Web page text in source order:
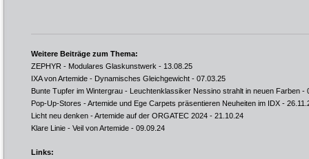
Weitere Beiträge zum Thema:
ZEPHYR - Modulares Glaskunstwerk - 13.08.25
IXA von Artemide - Dynamisches Gleichgewicht - 07.03.25
Bunte Tupfer im Wintergrau - Leuchtenklassiker Nessino strahlt in neuen Farben -
Pop-Up-Stores - Artemide und Ege Carpets präsentieren Neuheiten im IDX -
Licht neu denken - Artemide auf der ORGATEC 2024 - 21.10.24
Klare Linie - Veil von Artemide - 09.09.24
Links: